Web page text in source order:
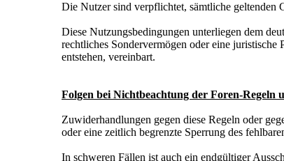
Die Nutzer sind verpflichtet, sämtliche geltenden
Diese Nutzungsbedingungen unterliegen dem
rechtliches Sondervermögen oder eine
entstehen, vereinbart.
Folgen bei Nichtbeachtung der Foren-Regeln
Zuwiderhandlungen gegen diese Regeln oder
oder eine zeitlich begrenzte Sperrung des
In schweren Fällen ist auch ein endgültiger